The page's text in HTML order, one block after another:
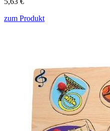
zum Produkt